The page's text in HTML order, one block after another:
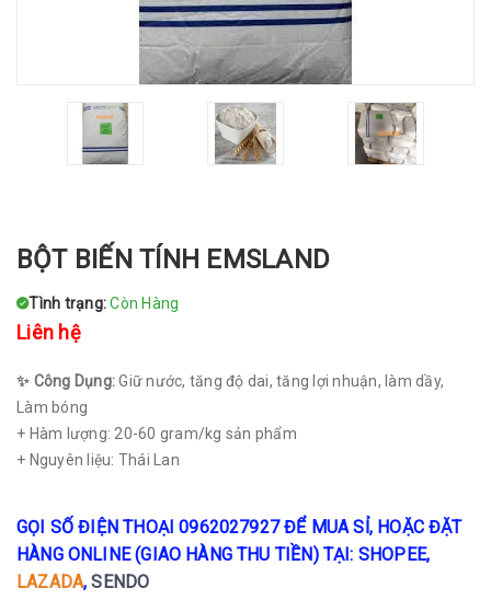
BỘT BIẾN TÍNH EMSLAND
Tình trạng:Còn Hàng
Liên hệ
✨ Công Dụng:Giữ nước, tăng độ dai, tăng lợi nhuận, làm dầy,
Làm bóng
+ Hàm lượng: 20-60 gram/kg sản phẩm
+ Nguyên liệu: Thái Lan
GỌI SỐ ĐIỆN THOẠI 0962027927 ĐỂ MUA SỈ, HOẶC ĐẶT
HÀNG ONLINE (GIAO HÀNG THU TIỀN) TẠI: SHOPEE,
LAZADA,SENDO